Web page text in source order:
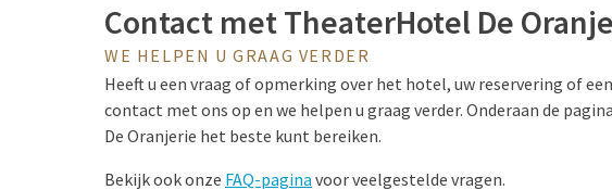
Contact met TheaterHotel De
WE HELPEN U GRAAG VERDER
Heeft u een vraag of opmerking over het hotel, uw reservering of
contact met ons op en we helpen u graag verder. Onderaan de
De Oranjerie het beste kunt bereiken.
Bekijk ook onze FAQ-pagina voor veelgestelde vragen.